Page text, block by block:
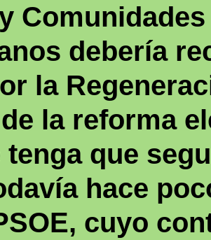
debería
la
la reforma
tenga que
hace
cuyo